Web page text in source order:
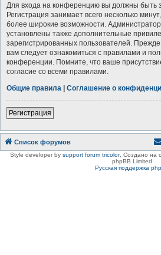
Для входа на конференцию вы должны быть
Регистрация занимает всего несколько
более широкие возможности.
установлены также дополнительные
зарегистрированных пользователей. Прежде
вам следует ознакомиться с правилами и
конференции. Помните, что ваше
согласие со всеми правилами.
Общие правила | Соглашение о
Регистрация
Список форумов
Style developer by support forum tricolor, Создано на
phpBB Limited
Русская поддержка